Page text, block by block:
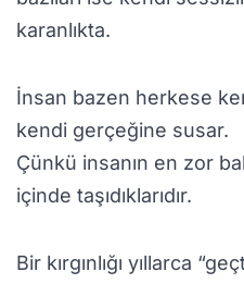
karanlıkta.
İnsan bazen herkese
kendi gerçeğine susar.
Çünkü insanın en zor
içinde taşıdıklarıdır.
Bir kırgınlığı yıllarca